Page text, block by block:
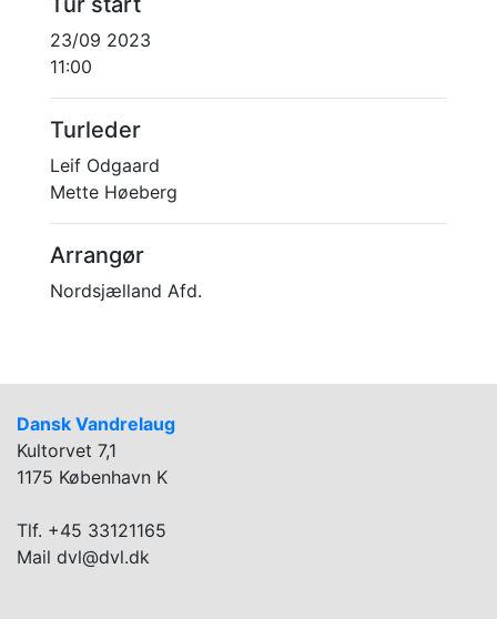
23/09 2023
11:00
Turleder
Leif Odgaard
Mette Høeberg
Arrangør
Nordsjælland Afd.
Dansk Vandrelaug
Kultorvet 7,1
1175 København K
Tlf. +45 33121165
Mail dvl@dvl.dk